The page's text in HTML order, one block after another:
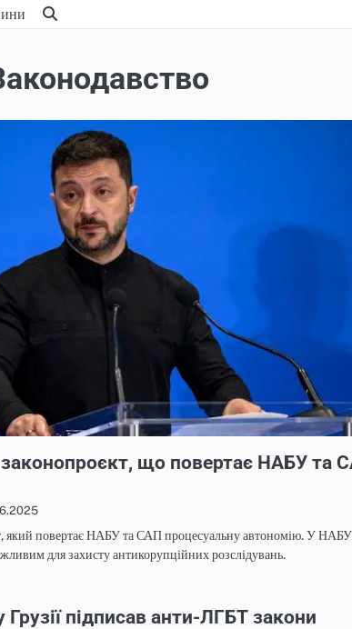
що повертає НАБУ та
який повертає НАБУ та САП процесуальну автономію. У НАБУ
для захисту антикорупційних розслідувань.
підписав анти-ЛГБТ закони